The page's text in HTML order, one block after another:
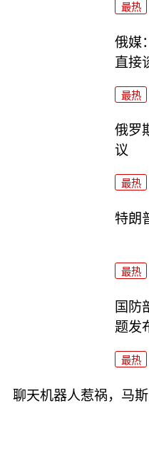
最热
俄媒
直接
最热
俄罗
议
最热
特朗
最热
国防
题发
最热
聊天机器人惹祸，马